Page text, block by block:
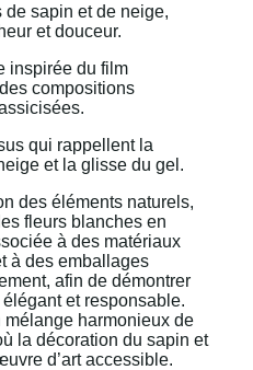
de sapin et de neige,
et douceur.
inspirée du film
compositions
qui rappellent la
et la glisse du gel.
des éléments naturels,
fleurs blanches en
à des matériaux
à des emballages
afin de démontrer
et responsable.
harmonieux de
la décoration du sapin et
d’art accessible.